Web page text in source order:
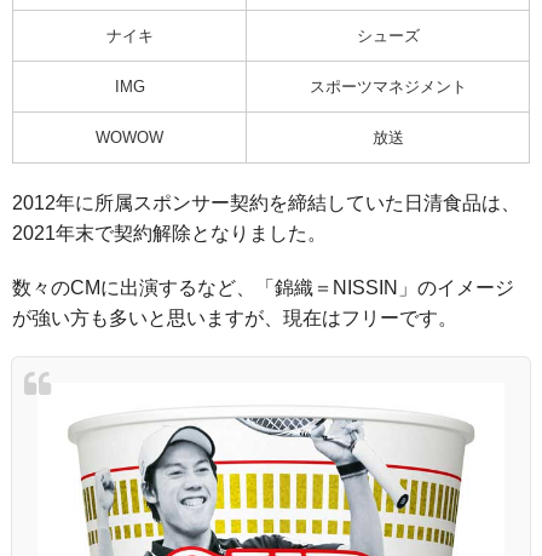
ナイキ シューズ
IMG スポーツマネジメント
WOWOW 放送
2012年に所属スポンサー契約を締結していた日清食品は、
2021年末で契約解除となりました。
数々のCMに出演するなど、「錦織＝NISSIN」のイメージ
が強い方も多いと思いますが、現在はフリーです。